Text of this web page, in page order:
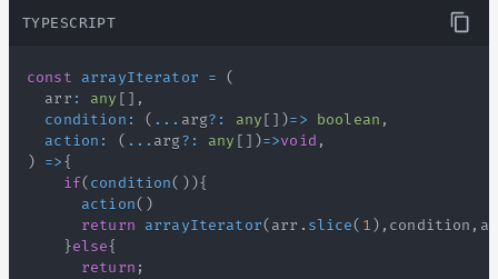
TYPESCRIPT
const arrayIterator =
(
  arr
: any [ ] ,
condition : ( ... arg? : any [ ] )=> boolean ,
action : ( ... arg? : any [ ] )=>void ,
)
=>{
if( condition( ) ){
action( )
return
arrayIterator( arr . slice( 1 ) , condition ,
}else{
return ;